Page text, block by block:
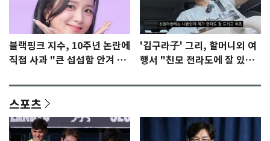
블랙핑크 지수, 10주년 논란에
직접 사과 "큰 섭섭함 안겨 미
'김구라子' 그리, 할머니외 여
행서 "친모 전라도에 잘 있
스포츠